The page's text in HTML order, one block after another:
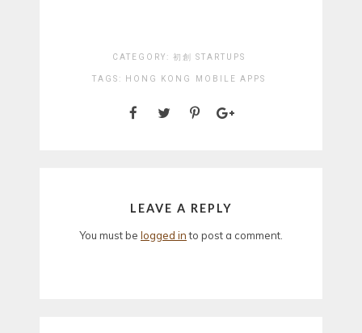
CATEGORY: 初創 STARTUPS
TAGS: HONG KONG MOBILE APPS
LEAVE A REPLY
You must be logged into post a comment.